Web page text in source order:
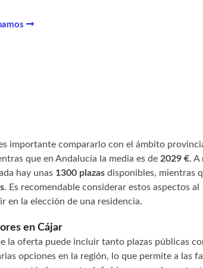
importante compararlo con el ámbito
que en Andalucía la media es de 2029 €. A
hay unas 1300 plazas disponibles, mientras
. Es recomendable considerar estos aspectos al
en la elección de una residencia.
en Cájar
la oferta puede incluir tanto plazas públicas
opciones en la región, lo que permite a las